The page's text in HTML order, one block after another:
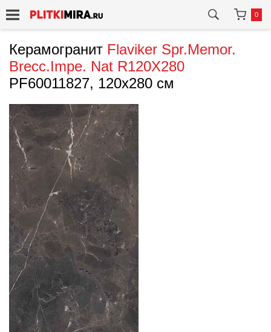
0
Керамогранит Flaviker Spr.Memor.
Brecc.Impe. Nat R120X280
PF60011827, 120x280 см